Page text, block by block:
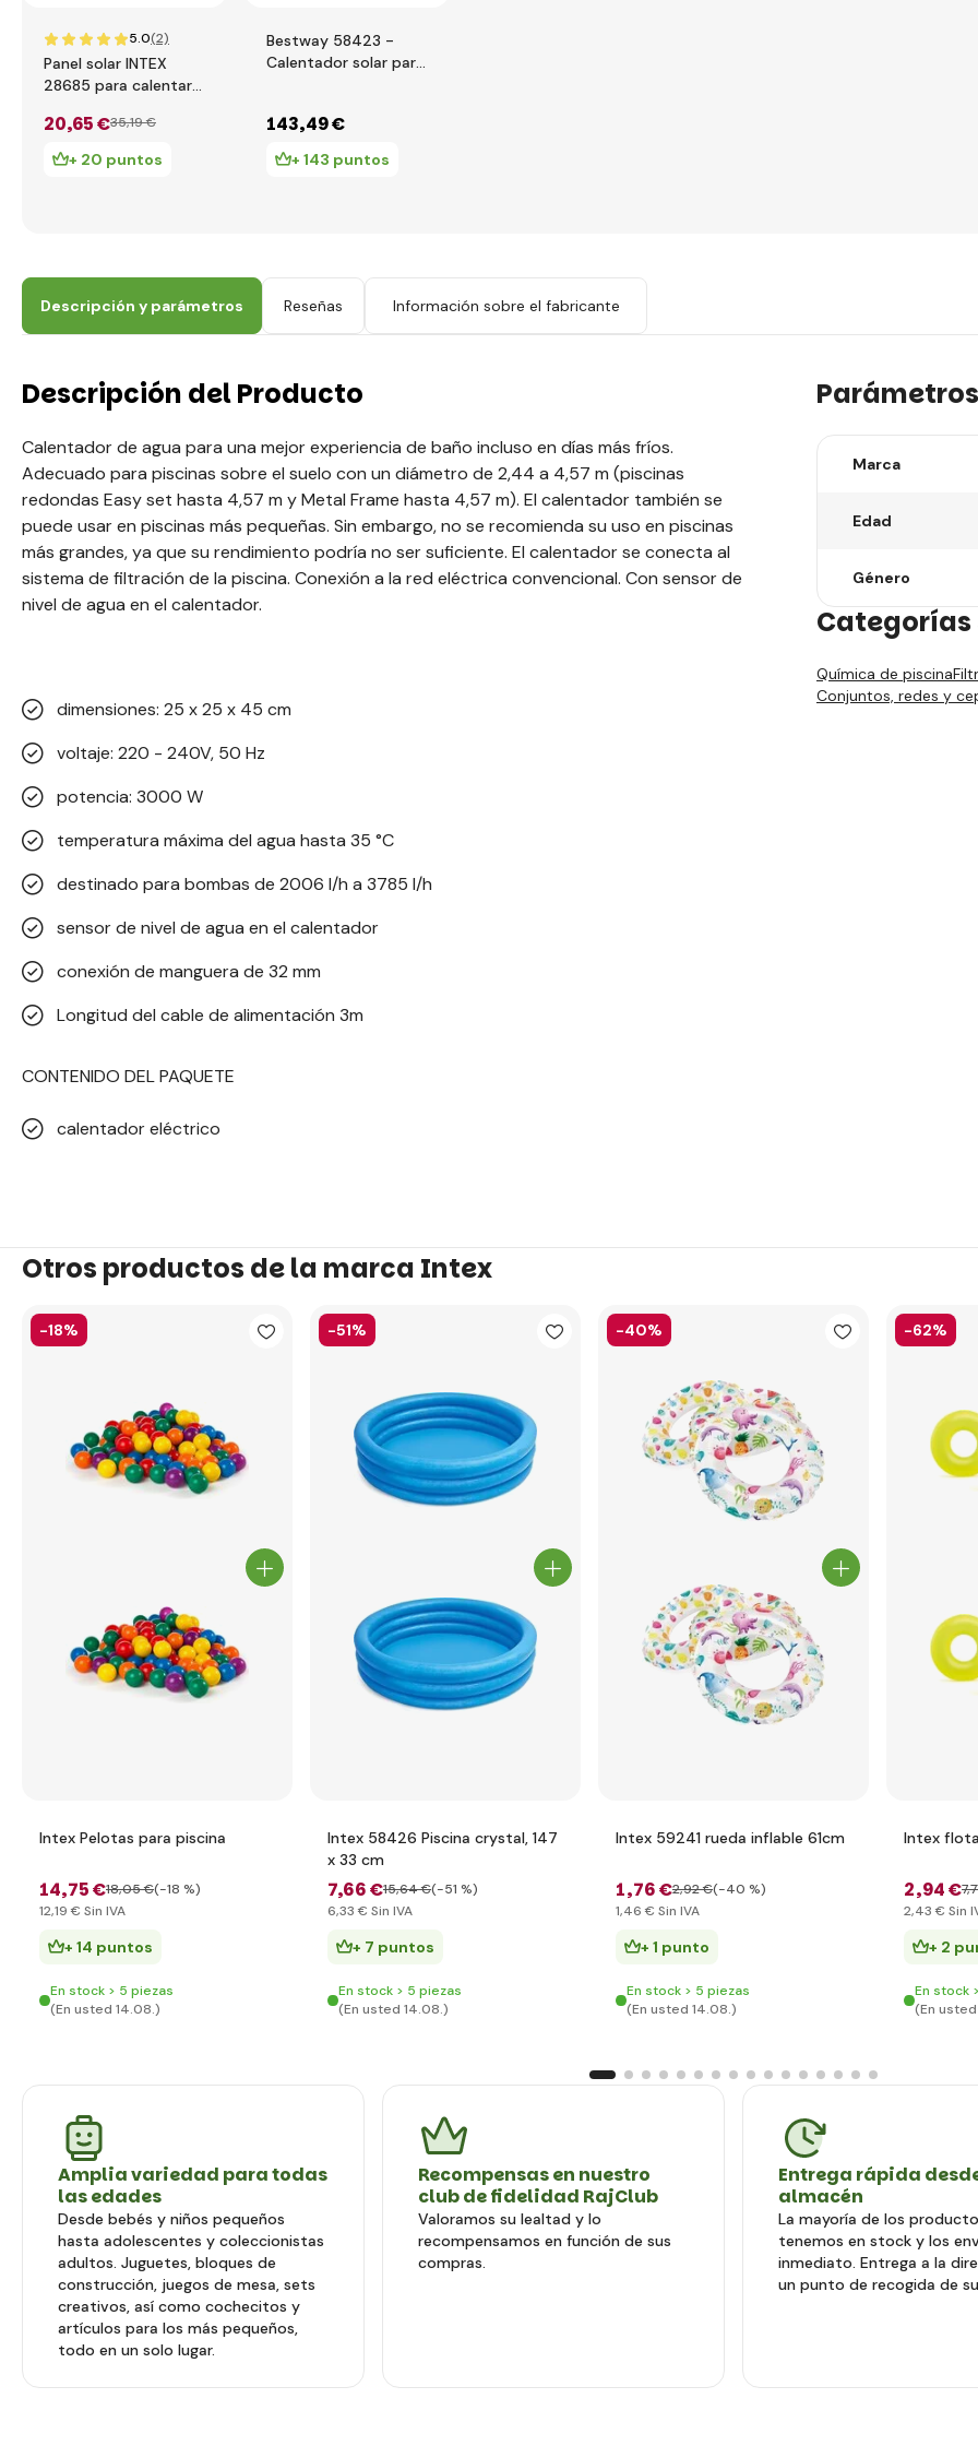
5.0(2)
Panel solar INTEX
28685 para calentar
20,65 €35,19 €
+ 20 puntos
Bestway 58423 -
Calentador solar para
143,49 €
+ 143 puntos
Descripción y parámetros Reseñas Información sobre el fabricante
Descripción del Producto
Calentador de agua para una mejor experiencia de baño incluso en días más fríos.
Adecuado para piscinas sobre el suelo con un diámetro de 2,44 a 4,57 m (piscinas
redondas Easy set hasta 4,57 m y Metal Frame hasta 4,57 m). El calentador también se
puede usar en piscinas más pequeñas. Sin embargo, no se recomienda su uso en piscinas
más grandes, ya que su rendimiento podría no ser suficiente. El calentador se conecta al
sistema de filtración de la piscina. Conexión a la red eléctrica convencional. Con sensor de
nivel de agua en el calentador.
dimensiones: 25 x 25 x 45 cm
voltaje: 220 - 240V, 50 Hz
potencia: 3000 W
temperatura máxima del agua hasta 35 °C
destinado para bombas de 2006 l/h a 3785 l/h
sensor de nivel de agua en el calentador
conexión de manguera de 32 mm
Longitud del cable de alimentación 3m
CONTENIDO DEL PAQUETE
calentador eléctrico
Parámetros
Marca
Edad
Género
Química de piscina
Conjuntos, redes y
Otros productos de la marca Intex
-18%
Intex Pelotas para piscina
14,75 €18,05 €(-18 %)
12,19 € Sin IVA
+ 14 puntos
En stock > 5 piezas
(En usted 14.08.)
-51%
Intex 58426 Piscina crystal, 147
x 33 cm
7,66 €15,64 €(-51 %)
6,33 € Sin IVA
+ 7 puntos
En stock > 5 piezas
(En usted 14.08.)
-40%
Intex 59241 rueda inflable 61cm
1,76 €2,92 €(-40 %)
1,46 € Sin IVA
+ 1 punto
En stock > 5 piezas
(En usted 14.08.)
-62%
Intex
2,94 €7
2,43 € Sin
+ 2
En stock
(En
Amplia variedad para todas
las edades
Desde bebés y niños pequeños
hasta adolescentes y coleccionistas
adultos. Juguetes, bloques de
construcción, juegos de mesa, sets
creativos, así como cochecitos y
artículos para los más pequeños,
todo en un solo lugar.
Recompensas en nuestro
club de fidelidad RajClub
Valoramos su lealtad y lo
recompensamos en función de sus
compras.
Entrega rápida
almacén
La mayoría de los
tenemos en stock y los
inmediato. Entrega a la
un punto de recogida de